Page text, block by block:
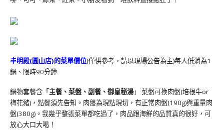
丰明殿(圓山店)的菜單價位(僅供參考，請以現場公告為主)每人低消為1
鍋、限時90分鐘
鍋物套餐含「主餐、菜盤、副餐、御皇秘湯」 菜盤可換肉盤(培根牛or
梅花豬)，點餐須先告知。肉盤為現點現切，有正常肉盤(190g)與重量肉
盤(380g)。我幾乎整張菜單都吃過了，肉品跟海鮮的品質真的很好，可
放心大口大喝！